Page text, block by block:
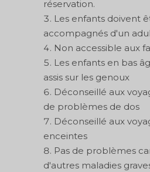
réservation.
Les enfants doivent
accompagnés d'un
Non accessible aux
Les enfants en bas
assis sur les genoux
Déconseillé aux
de problèmes de dos
Déconseillé aux
enceintes
Pas de problèmes
d'autres maladies